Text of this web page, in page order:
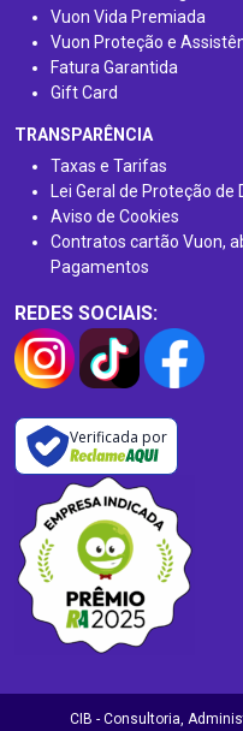
Vuon Vida Premiada
Vuon Proteção e
Fatura Garantida
Gift Card
TRANSPARÊNCIA
Taxas e Tarifas
Lei Geral de Proteção de
Aviso de Cookies
Contratos cartão Vuon,
Pagamentos
REDES SOCIAIS:
Verificada por
CIB - Consultoria,